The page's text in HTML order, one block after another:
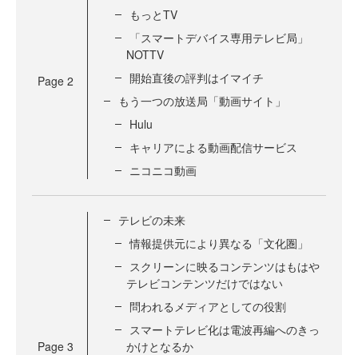
Page 2
もっとTV
「スマートデバイス専用テレビ局」
NOTTV
開始直後の評判はイマイチ
もう一つの放送局「動画サイト」
Hulu
キャリアによる動画配信サービス
ニコニコ動画
Page 3
テレビの未来
情報提供元により異なる「文化圏」
スクリーンに映るコンテンツはもはや
テレビコンテンツだけではない
問われるメディアとしての役割
スマートテレビ化は電波再編へのきっ
かけとなるか